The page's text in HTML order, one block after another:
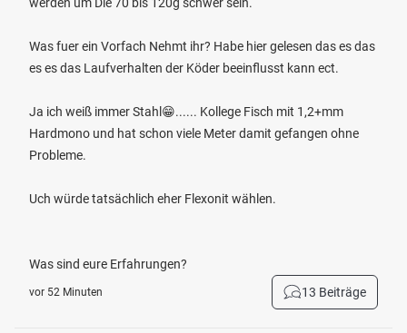
Was fuer ein Vorfach Nehmt ihr? Habe hier gelesen das es das
es es das Laufverhalten der Köder beeinflusst kann ect.
Ja ich weiß immer Stahl😁...... Kollege Fisch mit 1,2+mm
Hardmono und hat schon viele Meter damit gefangen ohne
Probleme.
Uch würde tatsächlich eher Flexonit wählen.
Was sind eure Erfahrungen?
vor 52 Minuten 13 Beiträge